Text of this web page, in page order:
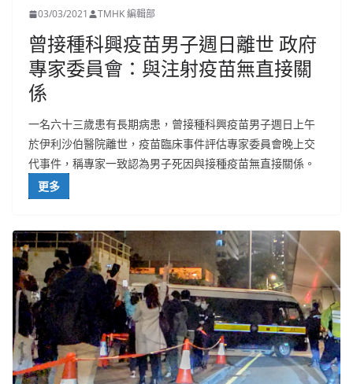
03/03/2021 TMHK 編輯部
曾接種科興疫苗男子週日離世 政府
專家委員會：與注射疫苗無直接關
係
一名六十三歲患有長期病患，曾接種科興疫苗男子週日上午
於伊利沙伯醫院離世，疫苗臨床事件評估專家委員會晚上交
代事件，稱專家一致認為男子死因與接種疫苗無直接關係。
更多